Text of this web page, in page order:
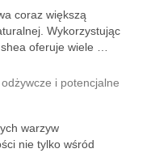
coraz większą
Wykorzystując
shea oferuje wiele …
i potencjalne
warzyw
nie tylko wśród